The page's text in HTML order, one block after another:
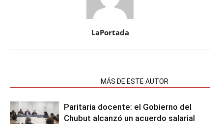
LaPortada
MÁS DE ESTE AUTOR
Paritaria docente: el Gobierno del
Chubut alcanzó un acuerdo salarial